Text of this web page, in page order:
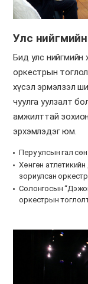
Улс
Бид улс нийгмийн
оркестрын
хүсэл эрмэлзэл
чуулга уулзалт
амжилттай
эрхэмлэдэг юм.
Перу улсын гал
Хөнгөн
зориулсан
Солонгосын
оркестрын